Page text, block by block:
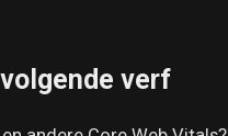
verf